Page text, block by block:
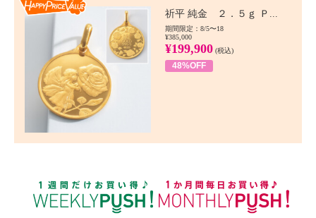
祈平 純金 ２．５ｇ Ｐ...
期間限定：8/5〜18
¥385,000
¥199,900 (税込)
48%OFF